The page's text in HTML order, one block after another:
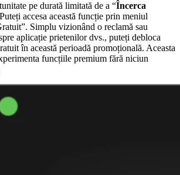
pe durată limitată de a “Încerca
accesa această funcție prin meniul
Simplu vizionând o reclamă sau
aplicație prietenilor dvs., puteți debloca
în această perioadă promoțională. Aceasta
funcțiile premium fără niciun